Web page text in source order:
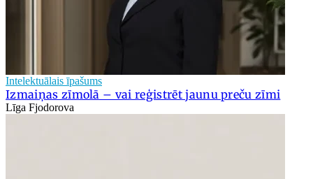
Intelektuālais īpašums
Izmaiņas zīmolā – vai reģistrēt jaunu preču zīmi
Līga Fjodorova